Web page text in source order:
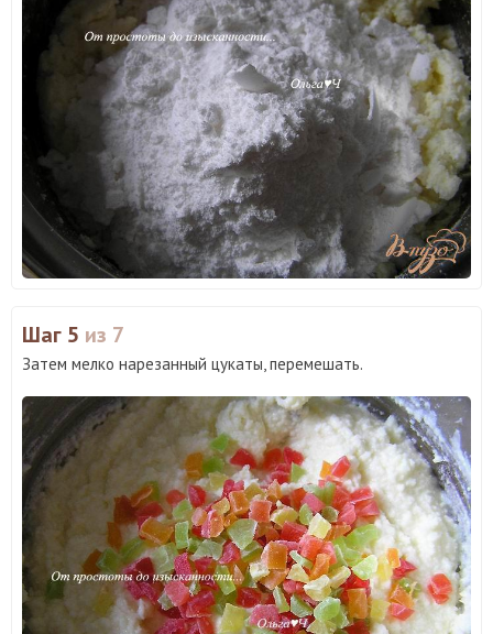
Шаг 5 из 7
Затем мелко нарезанный цукаты, перемешать.